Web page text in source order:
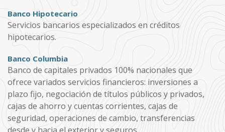
Banco Hipotecario
Servicios bancarios especializados en créditos
hipotecarios.
Banco Columbia
Banco de capitales privados 100% nacionales que
ofrece variados servicios financieros: inversiones a
plazo fijo, negociación de títulos públicos y privados,
cajas de ahorro y cuentas corrientes, cajas de
seguridad, operaciones de cambio, transferencias